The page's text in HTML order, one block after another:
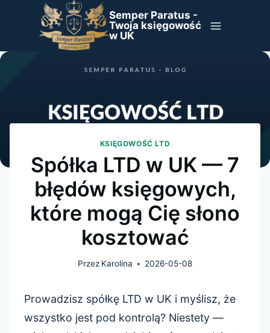
Semper Paratus -
Twoja księgowość
w UK
KSIĘGOWOŚĆ LTD
Spółka LTD w UK — 7
błędów księgowych,
które mogą Cię słono
kosztować
Przez Karolina 2026-05-08
Prowadzisz spółkę LTD w UK i myślisz, że
wszystko jest pod kontrolą? Niestety —